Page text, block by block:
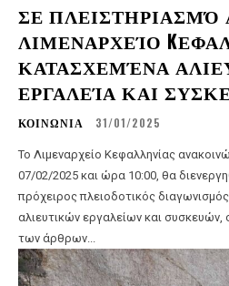
ΣΕ
ΛΙΜΕΝΑΡΧΕΊΟ
ΚΑΤΑΣΧΕΜΈΝΑ
ΕΡΓΑΛΕΊΑ ΚΑΙ
ΚΟΙΝΩΝΙΑ 31/01/2025
Το Λιμεναρχείο Κεφαλληνίας
07/02/2025 και ώρα 10:00, θα
πρόχειρος πλειοδοτικός
αλιευτικών εργαλείων και συσκευών,
των άρθρων...